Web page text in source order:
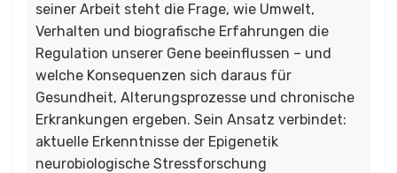
seiner Arbeit steht die Frage, wie Umwelt,
Verhalten und biografische Erfahrungen die
Regulation unserer Gene beeinflussen – und
welche Konsequenzen sich daraus für
Gesundheit, Alterungsprozesse und chronische
Erkrankungen ergeben. Sein Ansatz verbindet:
aktuelle Erkenntnisse der Epigenetik
neurobiologische Stressforschung